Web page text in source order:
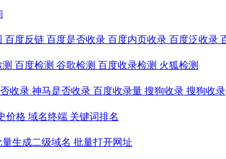
百度反链 百度是否收录 百度内页收录 百度泛收录
百度检测 谷歌检测 百度收录检测 火狐检测
收录 神马是否收录 百度收录量 搜狗收录 搜狗收
价格 域名终端 关键词排名
量生成二级域名 批量打开网址